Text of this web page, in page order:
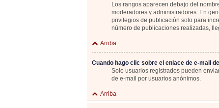
Los rangos aparecen debajo del
moderadores y administradores. En
privilegios de publicación solo para
número de publicaciones realizadas,
Arriba
Cuando hago clic sobre el enlace de e-mail
Solo usuarios registrados pueden
de e-mail por usuarios anónimos.
Arriba